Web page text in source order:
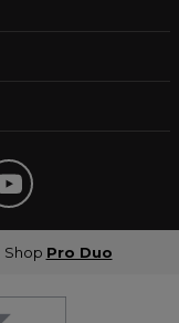
Shop Pro Duo